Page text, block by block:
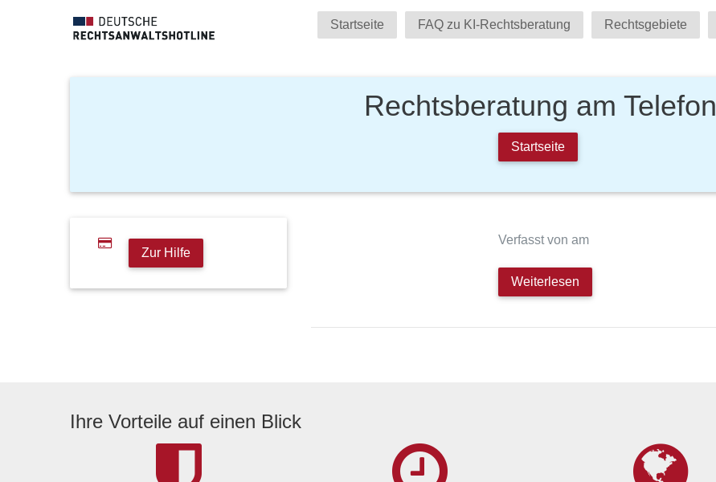
Startseite FAQ zu KI-Rechtsberatung Rechtsgebiete
Rechtsberatung am Telefon
Startseite
Zur Hilfe
Verfasst von am
Weiterlesen
Ihre Vorteile auf einen Blick